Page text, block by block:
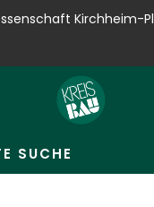
Kirchheim-
SUCHE